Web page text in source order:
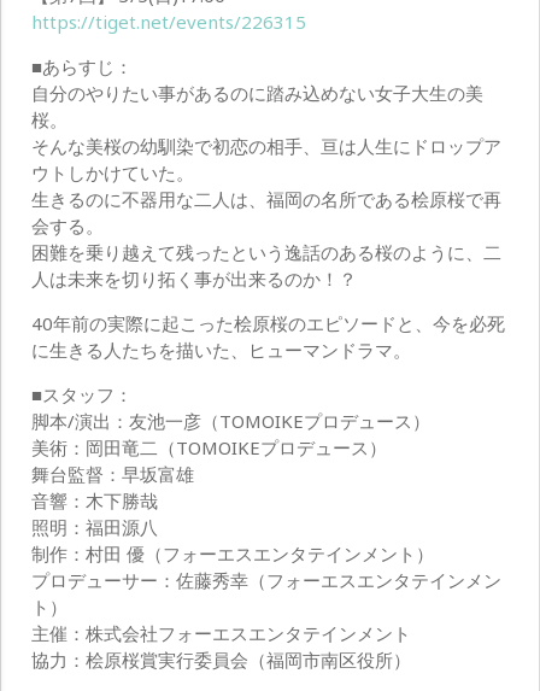
https://tiget.net/events/226315
■あらすじ：
自分のやりたい事があるのに踏み込めない女子大生の美
桜。
そんな美桜の幼馴染で初恋の相手、亘は人生にドロップア
ウトしかけていた。
生きるのに不器用な二人は、福岡の名所である桧原桜で再
会する。
困難を乗り越えて残ったという逸話のある桜のように、二
人は未来を切り拓く事が出来るのか！？
40年前の実際に起こった桧原桜のエピソードと、今を必死
に生きる人たちを描いた、ヒューマンドラマ。
■スタッフ：
脚本/演出：友池一彦（TOMOIKEプロデュース）
美術：岡田竜二（TOMOIKEプロデュース）
舞台監督：早坂富雄
音響：木下勝哉
照明：福田源八
制作：村田 優（フォーエスエンタテインメント）
プロデューサー：佐藤秀幸（フォーエスエンタテインメン
ト）
主催：株式会社フォーエスエンタテインメント
協力：桧原桜賞実行委員会（福岡市南区役所）